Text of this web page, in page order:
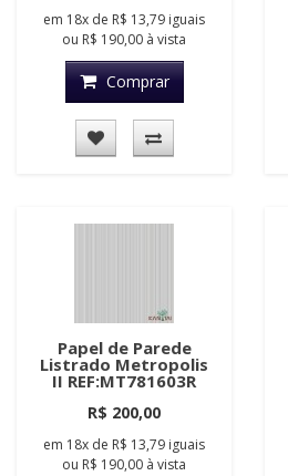
em 18x de R$ 13,79 iguais
ou R$ 190,00 à vista
Comprar
Papel de Parede
Listrado Metropolis
II REF:MT781603R
R$ 200,00
em 18x de R$ 13,79 iguais
ou R$ 190,00 à vista